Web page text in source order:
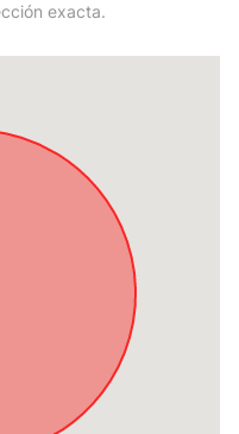
exacta.